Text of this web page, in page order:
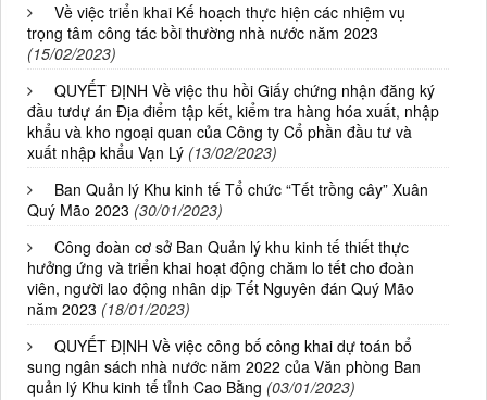
Về việc triển khai Kế hoạch thực hiện các nhiệm vụ
trọng tâm công tác bồi thường nhà nước năm 2023
(15/02/2023)
QUYẾT ĐỊNH Về việc thu hồi Giấy chứng nhận đăng ký
đầu tưdự án Địa điểm tập kết, kiểm tra hàng hóa xuất, nhập
khẩu và kho ngoại quan của Công ty Cổ phần đầu tư và
xuất nhập khẩu Vạn Lý (13/02/2023)
Ban Quản lý Khu kinh tế Tổ chức “Tết trồng cây” Xuân
Quý Mão 2023 (30/01/2023)
Công đoàn cơ sở Ban Quản lý khu kinh tế thiết thực
hưởng ứng và triển khai hoạt động chăm lo tết cho đoàn
viên, người lao động nhân dịp Tết Nguyên đán Quý Mão
năm 2023 (18/01/2023)
QUYẾT ĐỊNH Về việc công bố công khai dự toán bổ
sung ngân sách nhà nước năm 2022 của Văn phòng Ban
quản lý Khu kinh tế tỉnh Cao Bằng (03/01/2023)